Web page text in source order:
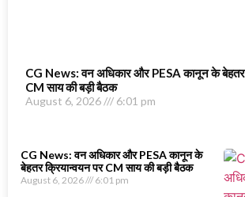
CG News: वन अधिकार और PESA कानून के बेहतर
CM साय की बड़ी बैठक
August 6, 2026 6:01 pm
CG News: वन अधिकार और PESA कानून के
बेहतर क्रियान्वयन पर CM साय की बड़ी बैठक
August 6, 2026 6:01 pm